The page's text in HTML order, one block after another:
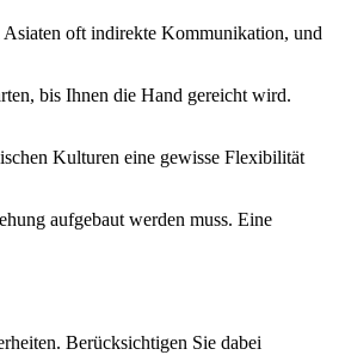
Asiaten oft indirekte Kommunikation, und
bis Ihnen die Hand gereicht wird.
Kulturen eine gewisse Flexibilität
aufgebaut werden muss. Eine
Berücksichtigen Sie dabei